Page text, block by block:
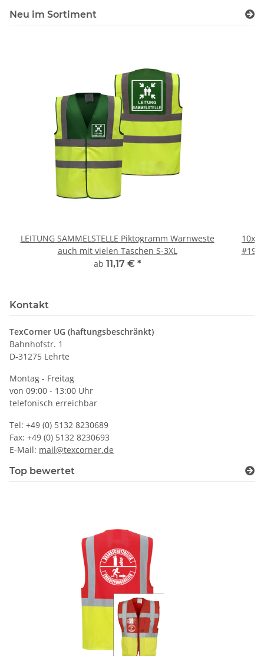
Neu im Sortiment
LEITUNG SAMMELSTELLE Piktogramm Warnweste
auch mit vielen Taschen S-3XL
ab 11,17 € *
10x
#190
Kontakt
TexCorner UG (haftungsbeschränkt)
Bahnhofstr. 1
D-31275 Lehrte
Montag - Freitag
von 09:00 - 13:00 Uhr
telefonisch erreichbar
Tel: +49 (0) 5132 8230689
Fax: +49 (0) 5132 8230693
E-Mail: mail@texcorner.de
Top bewertet